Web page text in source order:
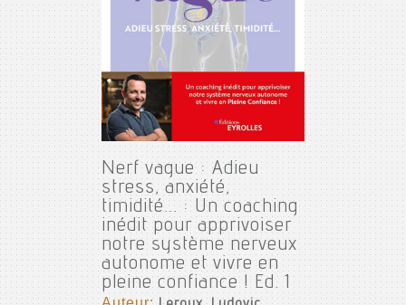
Nerf vague : Adieu
stress, anxiété,
timidité... : Un coaching
inédit pour apprivoiser
notre système nerveux
autonome et vivre en
pleine confiance ! Ed. 1